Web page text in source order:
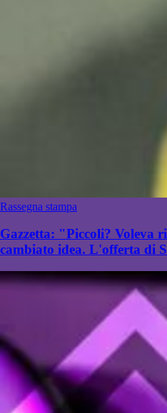
Rassegna stampa
Gazzetta: "Piccoli? Voleva
cambiato idea. L'offerta di